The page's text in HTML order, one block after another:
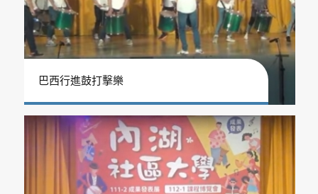
巴西行進鼓打擊樂